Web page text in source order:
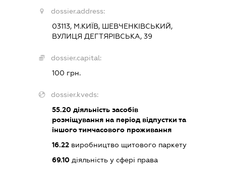
dossier.address:
03113, М.КИЇВ, ШЕВЧЕНКІВСЬКИЙ,
ВУЛИЦЯ ДЕГТЯРІВСЬКА, 39
dossier.capital:
100 грн.
dossier.kveds:
55.20діяльність засобів
розміщування на період відпустки та
іншого тимчасового проживання
16.22виробництво щитового паркету
69.10діяльність у сфері права